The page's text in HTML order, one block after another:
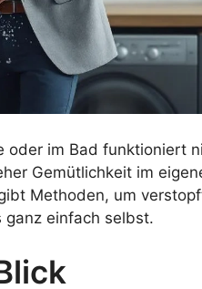
oder im Bad funktioniert
Gemütlichkeit im
Methoden, um
ganz einfach selbst.